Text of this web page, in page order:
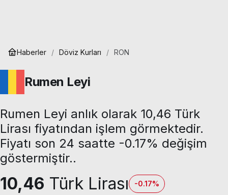
Haberler Döviz Kurları RON
Rumen Leyi
Rumen Leyi anlık olarak 10,46 Türk
Lirası fiyatından işlem görmektedir.
Fiyatı son 24 saatte -0.17% değişim
göstermiştir..
10,46 Türk Lirası -0.17%